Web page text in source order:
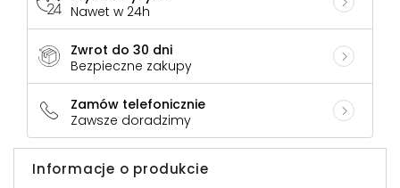
Nawet w 24h
Zwrot do 30 dni
Bezpieczne zakupy
Zamów telefonicznie
Zawsze doradzimy
Informacje o produkcie